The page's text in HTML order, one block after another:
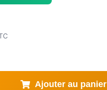
Ajouter au panier